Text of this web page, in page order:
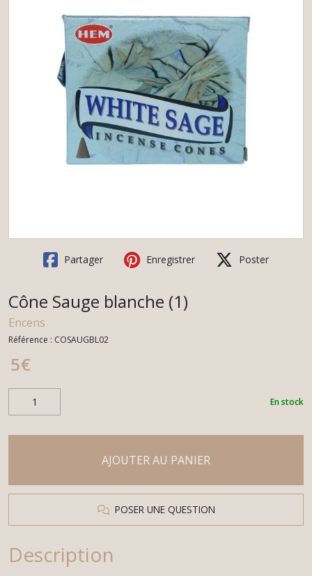
Partager Enregistrer Poster
Cône Sauge blanche (1)
Encens
Référence : COSAUGBL02
5€
En stock
AJOUTER AU PANIER
POSER UNE QUESTION
Description